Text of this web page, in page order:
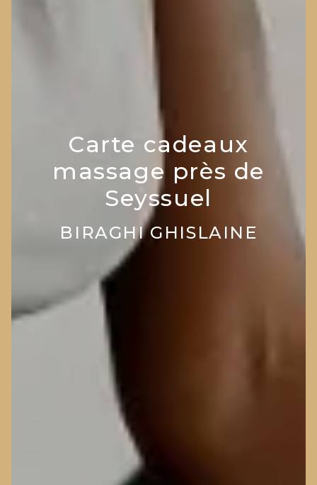
Carte cadeaux
massage près de
Seyssuel
BIRAGHI GHISLAINE